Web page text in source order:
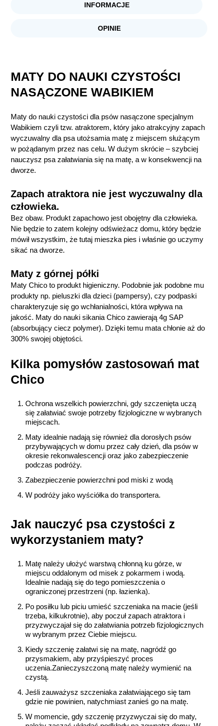
INFORMACJE
OPINIE
MATY DO NAUKI CZYSTOŚCI
NASĄCZONE WABIKIEM
Maty do nauki czystości dla psów nasączone specjalnym
Wabikiem czyli tzw. atraktorem, który jako atrakcyjny zapach
wyczuwalny dla psa utożsamia matę z miejscem służącym
w pożądanym przez nas celu. W dużym skrócie – szybciej
nauczysz psa załatwiania się na matę, a w konsekwencji na
dworze.
Zapach atraktora nie jest wyczuwalny dla
człowieka.
Bez obaw. Produkt zapachowo jest obojętny dla człowieka.
Nie będzie to zatem kolejny odświeżacz domu, który będzie
mówił wszystkim, że tutaj mieszka pies i właśnie go uczymy
sikać na dworze.
Maty z górnej półki
Maty Chico to produkt higieniczny. Podobnie jak podobne mu
produkty np. pieluszki dla dzieci (pampersy), czy podpaski
charakteryzuje się go wchłanialności, która wpływa na
jakość. Maty do nauki sikania Chico zawierają 4g SAP
(absorbujący ciecz polymer). Dzięki temu mata chłonie aż do
300% swojej objętości.
Kilka pomysłów zastosowań mat
Chico
Ochrona wszelkich powierzchni, gdy szczenięta uczą
się załatwiać swoje potrzeby fizjologiczne w wybranych
miejscach.
Maty idealnie nadają się również dla dorosłych psów
przybywających w domu przez cały dzień, dla psów w
okresie rekonwalescencji oraz jako zabezpieczenie
podczas podróży.
Zabezpieczenie powierzchni pod miski z wodą
W podróży jako wyściółka do transportera.
Jak nauczyć psa czystości z
wykorzystaniem maty?
Matę należy ułożyć warstwą chłonną ku górze, w
miejscu oddalonym od misek z pokarmem i wodą.
Idealnie nadają się do tego pomieszczenia o
ograniczonej przestrzeni (np. łazienka).
Po posiłku lub piciu umieść szczeniaka na macie (jeśli
trzeba, kilkukrotnie), aby poczuł zapach atraktora i
przyzwyczajał się do załatwiania potrzeb fizjologicznych
w wybranym przez Ciebie miejscu.
Kiedy szczenię załatwi się na matę, nagródź go
przysmakiem, aby przyśpieszyć proces
uczenia.Zanieczyszczoną matę należy wymienić na
czystą.
Jeśli zauważysz szczeniaka załatwiającego się tam
gdzie nie powinien, natychmiast zanieś go na matę.
W momencie, gdy szczenię przyzwyczai się do maty,